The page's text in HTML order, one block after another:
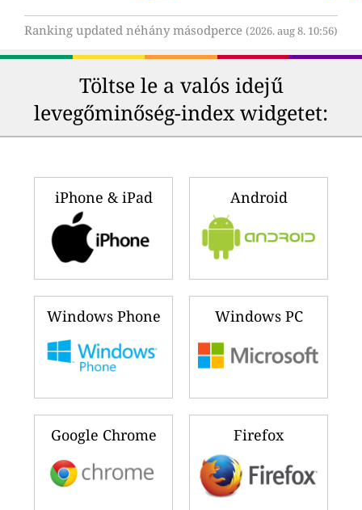
Ranking updated néhány másodperce (2026. aug 8. 10:56)
Töltse le a valós idejű
levegőminőség-index widgetet:
iPhone & iPad Android
Windows Phone Windows PC
Google Chrome Firefox